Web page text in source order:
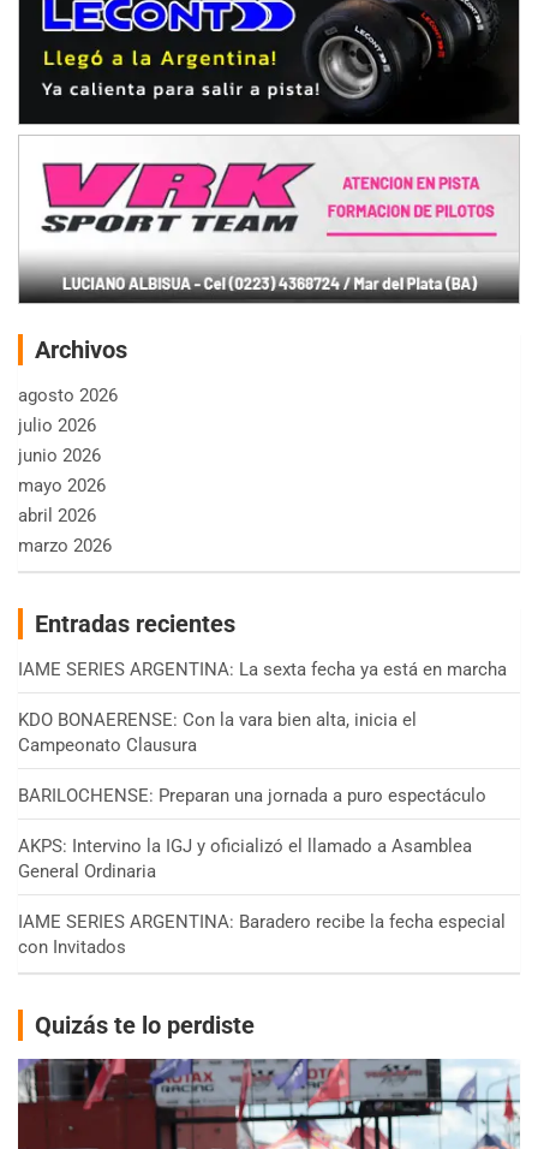
Archivos
agosto 2026
julio 2026
junio 2026
mayo 2026
abril 2026
marzo 2026
Entradas recientes
IAME SERIES ARGENTINA: La sexta fecha ya está en marcha
KDO BONAERENSE: Con la vara bien alta, inicia el
Campeonato Clausura
BARILOCHENSE: Preparan una jornada a puro espectáculo
AKPS: Intervino la IGJ y oficializó el llamado a Asamblea
General Ordinaria
IAME SERIES ARGENTINA: Baradero recibe la fecha especial
con Invitados
Quizás te lo perdiste